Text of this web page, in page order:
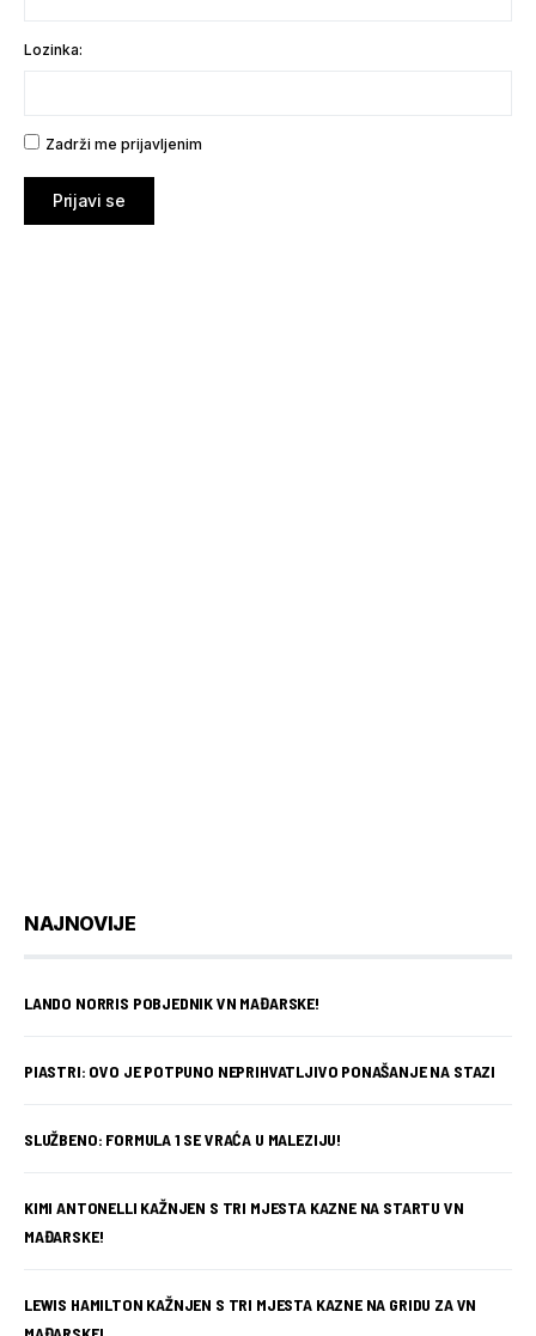
Lozinka:
Zadrži me prijavljenim
Prijavi se
NAJNOVIJE
LANDO NORRIS POBJEDNIK VN MAĐARSKE!
PIASTRI: OVO JE POTPUNO NEPRIHVATLJIVO PONAŠANJE NA STAZI
SLUŽBENO: FORMULA 1 SE VRAĆA U MALEZIJU!
KIMI ANTONELLI KAŽNJEN S TRI MJESTA KAZNE NA STARTU VN
MAĐARSKE!
LEWIS HAMILTON KAŽNJEN S TRI MJESTA KAZNE NA GRIDU ZA VN